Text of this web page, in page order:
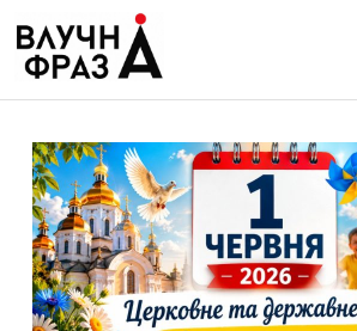
содержимому
Гроші
Життя
Лайфстайл
ТехноНаука